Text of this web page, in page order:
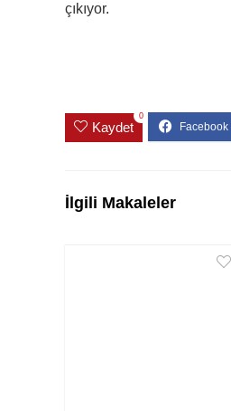
çıkıyor.
Kaydet
0
İlgili Makaleler